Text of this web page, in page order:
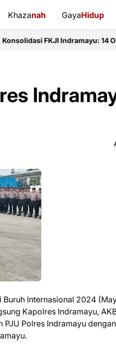
Khazanah GayaHidup
Indramayu: 14 Organisasi Pers
Internasional 2024
Kapolres Indramayu,
PJU Polres Indramayu dengan